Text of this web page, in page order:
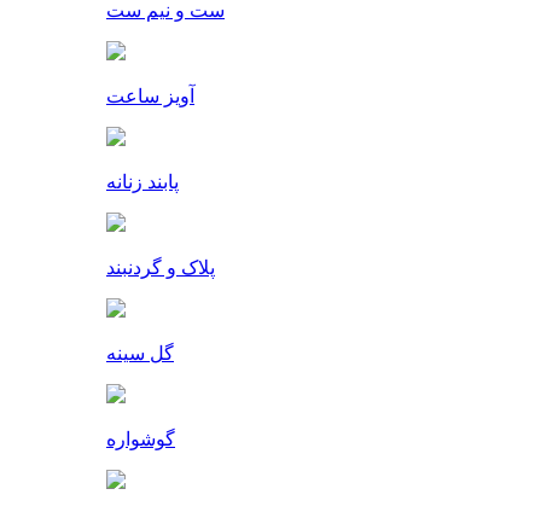
ست و نیم ست
آویز ساعت
پابند زنانه
پلاک و گردنبند
گل سینه
گوشواره